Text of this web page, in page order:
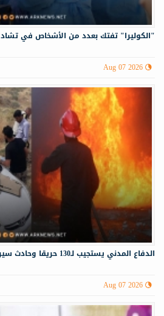
"الكوليرا" تفتك بعدد من الأشخاص في تشاد
Aug 07 2026
الدفاع المدني يستجيب لـ130 حريقا وحادث سير في عموم سوريا
Aug 07 2026